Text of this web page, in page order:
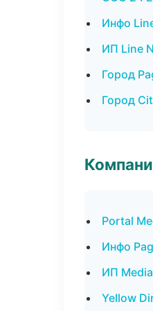
Инфо
ИП Line
Город
Город
Portal
Инфо
ИП
Yellow